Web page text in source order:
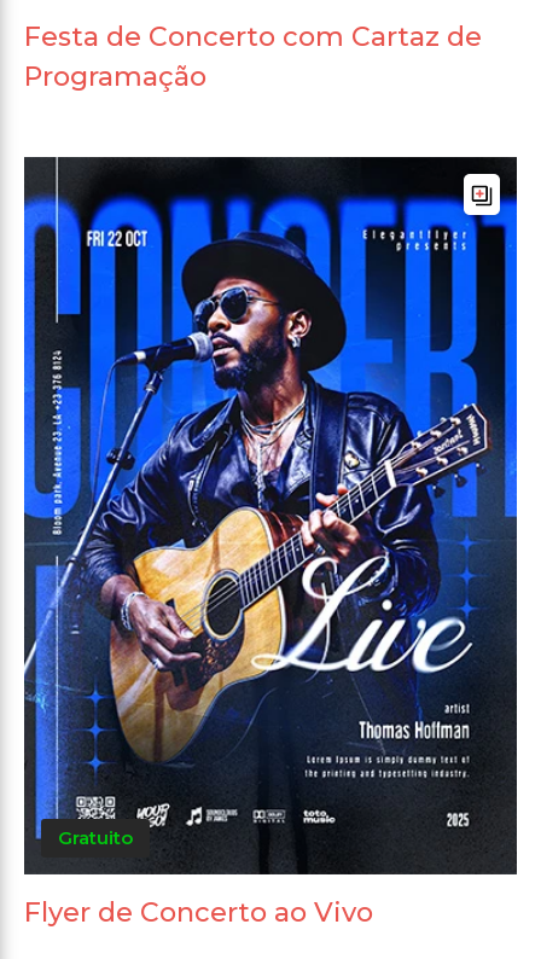
Festa de Concerto com Cartaz de
Programação
Gratuito
Flyer de Concerto ao Vivo